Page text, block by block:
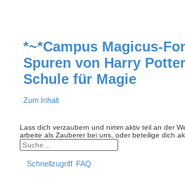
*~*Campus Magicus-
Spuren von Harry
Schule für Magie
Zum Inhalt
Lass dich verzaubern und nimm aktiv teil an der
arbeite als Zauberer bei uns, oder beteilige dich
Schnellzugriff FAQ